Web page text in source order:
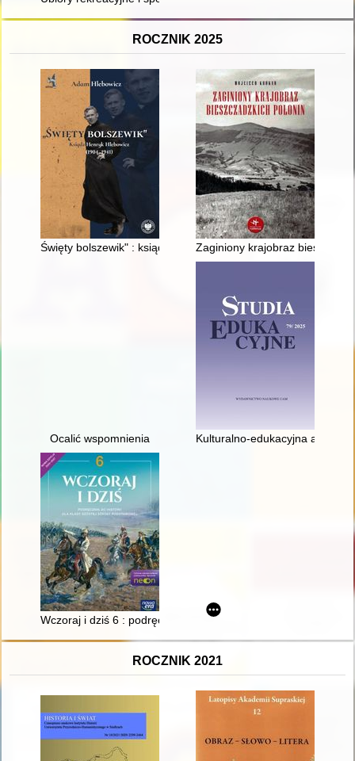
ROCZNIK 2025
Święty bolszewik" : ksiądz Henryk Hlebowicz (1904-1941)
Zaginiony krajobraz
Ocalić wspomnienia Kulturalno-edukacyjna
Wczoraj i dziś 6 : podręcznik do historii dla klasy szóstej
ROCZNIK 2021